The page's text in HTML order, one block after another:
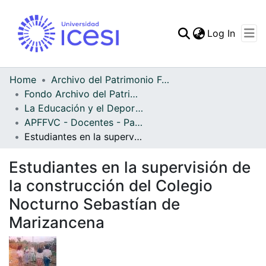
Log In
Home
Archivo del Patrimonio Fotográfico y Fílmico del Valle del Cauca
Fondo Archivo del Patrimonio Fotográfico y Fílmico del Valle del Cauca
La Educación y el Deporte
APFFVC - Docentes - Patrimonial
Estudiantes en la supervisión de la construcción del Colegio Nocturno Sebastían de Marizancena
Estudiantes en la supervisión de
la construcción del Colegio
Nocturno Sebastían de
Marizancena